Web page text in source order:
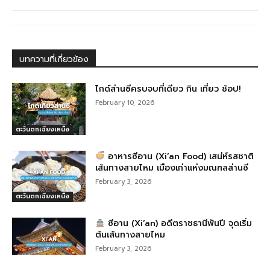
o
k
er
บทความที่เกี่ยวข้อง
ตะวันตกเฉียงเหนือ
ไกด์ส่านซีครบจบที่เดียว กิน เที่ยว ช้อป!
February 10, 2026
ตะวันตกเฉียงเหนือ
อาหารซีอาน (Xi’an Food) เสน่ห์รสชาติ
เส้นทางสายไหม เมืองเก่าแห่งมณฑลส่านซี
February 3, 2026
ซีอาน (Xi’an) อดีตราชธานีพันปี จุดเริ่ม
ต้นเส้นทางสายไหม
February 3, 2026